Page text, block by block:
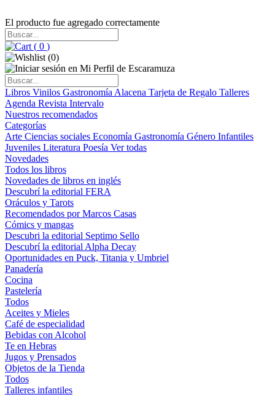
El producto fue agregado correctamente
( 0 )
(0)
Libros Vinilos Gastronomía Alacena Tarjeta de Regalo Talleres
Agenda Revista Intervalo
Nuestros recomendados
Categorías
Arte Ciencias sociales Economía Gastronomía Género Infantiles
Juveniles Literatura Poesía Ver todas
Novedades
Todos los libros
Novedades de libros en inglés
Descubrí la editorial FERA
Oráculos y Tarots
Recomendados por Marcos Casas
Cómics y mangas
Descubri la editorial Septimo Sello
Descubrí la editorial Alpha Decay
Oportunidades en Puck, Titania y Umbriel
Panadería
Cocina
Pastelería
Todos
Aceites y Mieles
Café de especialidad
Bebidas con Alcohol
Te en Hebras
Jugos y Prensados
Objetos de la Tienda
Todos
Talleres infantiles